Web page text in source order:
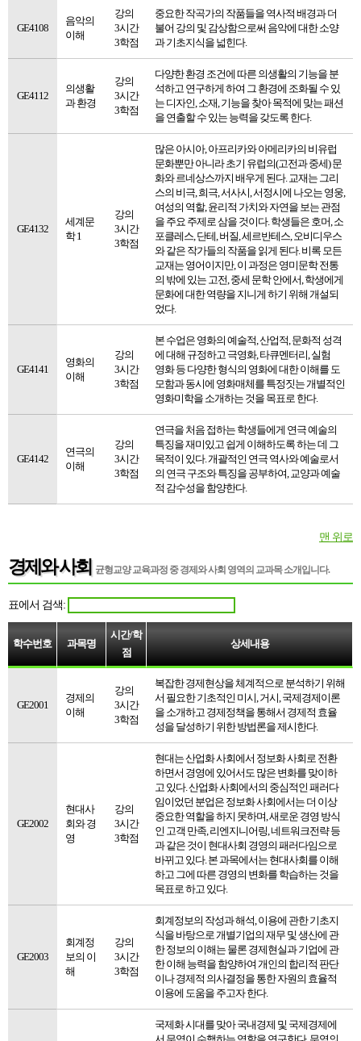
GE4108
음악의
이해
강의
3시간
3학점
중요한 작곡가의 작품들을 역사적 배경과 더
불어 강의 및 감상함으로써 음악에 대한 소양
과 기초지식을 넓힌다.
GE4112
의생활
과 환경
강의
3시간
3학점
다양한 환경 조건에 따른 의생활의 기능을 분
석하고 연구하게 하여 그 환경에 조화될 수 있
는 디자인, 소재, 기능을 찾아 목적에 맞는 패션
을 연출할 수 있는 능력을 갖도록 한다.
GE4132
세계문
학 1
강의
3시간
3학점
많은 아시아, 아프리카와 아메리카의 비유럽
문화뿐만 아니라 초기 유럽의(고전과 중세) 문
화와 르네상스까지 배우게 된다. 교재는 그리
스의 비극, 희극, 서사시, 서정시에 나오는 영웅,
여성의 역할, 윤리적 가치와 자연을 보는 관점
을 주요 주제로 삼을 것이다. 학생들은 호머, 소
포클레스, 단테, 버질, 세르반테스, 오비디우스
와 같은 작가들의 작품을 읽게 된다. 비록 모든
교재는 영어이지만, 이 과정은 영미문학 전통
의 밖에 있는 고전, 중세 문학 안에서, 학생에게
문화에 대한 역량을 지니게 하기 위해 개설되
었다.
GE4141
영화의
이해
강의
3시간
3학점
본 수업은 영화의 예술적, 산업적, 문화적 성격
에 대해 규정하고 극영화, 타큐멘터리, 실험
영화 등 다양한 형식의 영화에 대한 이해를 도
모함과 동시에 영화매체를 특정짓는 개별적인
영화미학을 소개하는 것을 목표로 한다.
GE4142
연극의
이해
강의
3시간
3학점
연극을 처음 접하는 학생들에게 연극 예술의
특징을 재미있고 쉽게 이해하도록 하는 데 그
목적이 있다. 개괄적인 연극 역사와 예술로서
의 연극 구조와 특징을 공부하여, 교양과 예술
적 감수성을 함양한다.
맨 위로
경제와 사회 균형교양 교육과정 중경제와 사회 영역의 교과목 소개입니다.
표에서 검색:
학수번호 과목명
시간/학
점
상세내용
GE2001
경제의
이해
강의
3시간
3학점
복잡한 경제현상을 체계적으로 분석하기 위해
서 필요한 기초적인 미시, 거시, 국제경제이론
을 소개하고 경제정책을 통해서 경제적 효율
성을 달성하기 위한 방법론을 제시한다.
GE2002
현대사
회와 경
영
강의
3시간
3학점
현대는 산업화 사회에서 정보화 사회로 전환
하면서 경영에 있어서도 많은 변화를 맞이하
고 있다. 산업화 사회에서의 중심적인 패러다
임이었던 분업은 정보화 사회에서는 더 이상
중요한 역할을 하지 못하며, 새로운 경영 방식
인 고객 만족, 리엔지니어링, 네트워크전략 등
과 같은 것이 현대사회 경영의 패러다임으로
바뀌고 있다. 본 과목에서는 현대사회를 이해
하고 그에 따른 경영의 변화를 학습하는 것을
목표로 하고 있다.
GE2003
회계정
보의 이
해
강의
3시간
3학점
회계정보의 작성과 해석, 이용에 관한 기초지
식을 바탕으로 개별기업의 재무 및 생산에 관
한 정보의 이해는 물론 경제현실과 기업에 관
한 이해 능력을 함양하여 개인의 합리적 판단
이나 경제적 의사결정을 통한 자원의 효율적
이용에 도움을 주고자 한다.
국제화 시대를 맞아 국내경제 및 국제경제에